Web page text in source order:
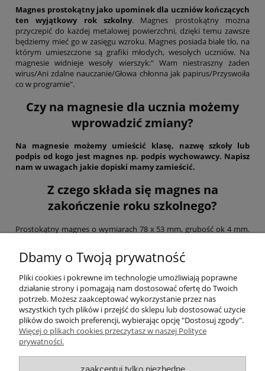
Magnes prostokątny jako upominek dla uczniów kończących
ten wyjątkowy rok szkolny. Magnes prostokątny można
przyczepić do każdej metalowej powierzchni, dzięki temu zawsze
będziemy mieć go w zasięgu wzroku. Magnes posiada białe tło, na
którym umieszczone są grafiki młodych, wesołych uczniów. Na
magnesie widnieje wesoły wierszyk:" Wam niestraszny żaden
wirus/Ani zdalne nauczanie/Głowa chłonna jak papirus/Przyswoiła
co w programie".
Czy na magnesie dla ucznia możemy
wprowadzić zmiany?
Na magnesie możemy umieścić klasę, nazwę szkoły lub
podpis od kogo jest magnes np. podpis wychowawcy. Napisz
nam w uwagach jakie dopiski mamy zamieścić.
Z czego składa się magnes na
zakończenie roku szkolnego?
Prostokątny magnes o wymiarach 78 x 53 mm, grubość ok 4 mm.
zimno. Blaszka stalowa, tekturka introligatorska oraz magnes
gumowy. Magnesy charakteryzują się ogromną trwałością, nie
Pomoc
Moje konto
Dbamy o Twoją prywatność
Pliki cookies i pokrewne im technologie umożliwiają poprawne
działanie strony i pomagają nam dostosować ofertę do Twoich
potrzeb. Możesz zaakceptować wykorzystanie przez nas
wszystkich tych plików i przejść do sklepu lub dostosować użycie
plików do swoich preferencji, wybierając opcję "Dostosuj zgody".
Więcej o plikach cookies przeczytasz w naszej Polityce
prywatności.
zaakceptuj tylko niezbędne